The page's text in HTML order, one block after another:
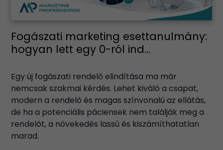
Fogászati marketing esettanulmány:
hogyan lett egy 0-ról ind...
Egy új fogászati rendelő elindítása ma már
nemcsak szakmai kérdés. Lehet kiváló a csapat,
modern a rendelő és magas színvonalú az ellátás,
de ha a potenciális páciensek nem találják meg a
rendelőt, a növekedés lassú és kiszámíthatatlan
marad.